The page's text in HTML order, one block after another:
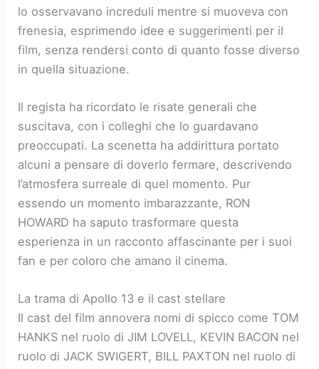
lo osservavano increduli mentre si muoveva con
frenesia, esprimendo idee e suggerimenti per il
film, senza rendersi conto di quanto fosse diverso
in quella situazione.
Il regista ha ricordato le risate generali che
suscitava, con i colleghi che lo guardavano
preoccupati. La scenetta ha addirittura portato
alcuni a pensare di doverlo fermare, descrivendo
l’atmosfera surreale di quel momento. Pur
essendo un momento imbarazzante, RON
HOWARD ha saputo trasformare questa
esperienza in un racconto affascinante per i suoi
fan e per coloro che amano il cinema.
La trama di Apollo 13 e il cast stellare
Il cast del film annovera nomi di spicco come TOM
HANKS nel ruolo di JIM LOVELL, KEVIN BACON nel
ruolo di JACK SWIGERT, BILL PAXTON nel ruolo di